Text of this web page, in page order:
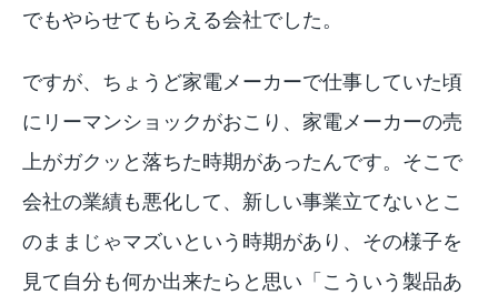
でもやらせてもらえる会社でした。
ですが、ちょうど家電メーカーで仕事していた頃
にリーマンショックがおこり、家電メーカーの売
上がガクッと落ちた時期があったんです。そこで
会社の業績も悪化して、新しい事業立てないとこ
のままじゃマズいという時期があり、その様子を
見て自分も何か出来たらと思い「こういう製品あ